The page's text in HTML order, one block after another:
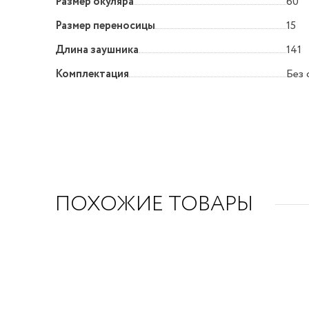
Размер переносицы
15
Длина заушника
141
Комплектация
Без
ПОХОЖИЕ ТОВАРЫ